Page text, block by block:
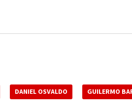
DANIEL OSVALDO GUILERMO